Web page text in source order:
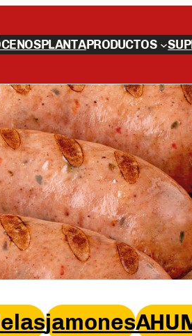
PLANTAPRODUCTOS
jamones